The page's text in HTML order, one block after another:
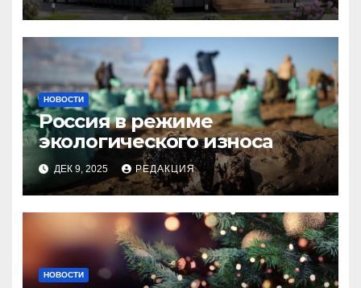
НОВОСТИ
Россия в режиме
экологического износа
ДЕК 9, 2025 РЕДАКЦИЯ
НОВОСТИ